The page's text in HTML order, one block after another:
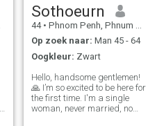
Sothoeurn
44 • Phnom Penh, Phnum Pénh, Cambodja
Op zoek naar: Man 45 - 64
Oogkleur: Zwart
Hello, handsome gentlemen!
🙏 I’m so excited to be here for
the first time. I'm a single
woman, never married, no